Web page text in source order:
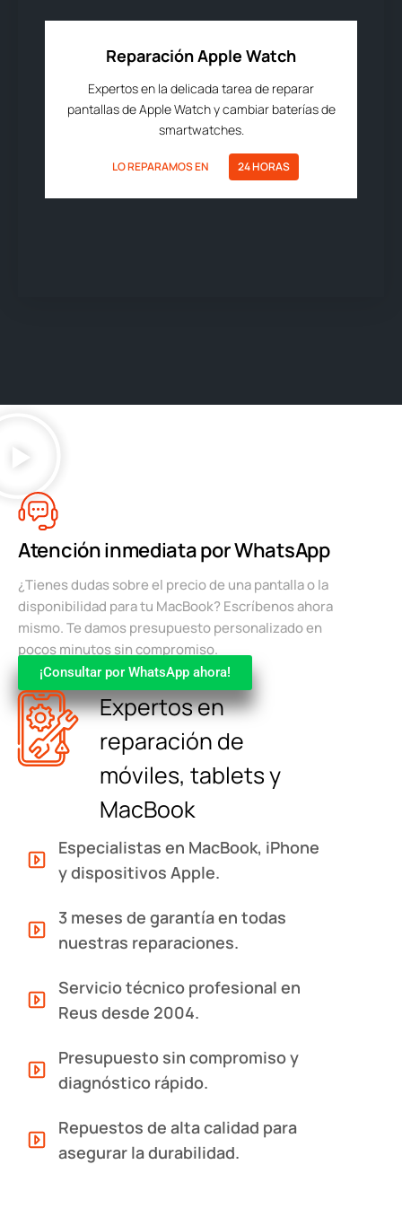
Reparación Apple Watch
Expertos en la delicada tarea de reparar
pantallas de Apple Watch y cambiar baterías de
smartwatches.
LO REPARAMOS EN 24 HORAS
Atención inmediata por WhatsApp
¿Tienes dudas sobre el precio de una pantalla o la
disponibilidad para tu MacBook? Escríbenos ahora
mismo. Te damos presupuesto personalizado en
pocos minutos sin compromiso.
¡Consultar por WhatsApp ahora!
Expertos en
reparación de
móviles, tablets y
MacBook
Especialistas en MacBook, iPhone
y dispositivos Apple.
3 meses de garantía en todas
nuestras reparaciones.
Servicio técnico profesional en
Reus desde 2004.
Presupuesto sin compromiso y
diagnóstico rápido.
Repuestos de alta calidad para
asegurar la durabilidad.